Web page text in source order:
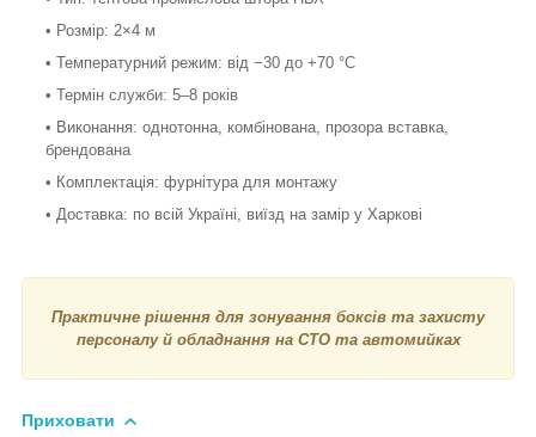
• Розмір: 2×4 м
• Температурний режим: від −30 до +70 °С
• Термін служби: 5–8 років
• Виконання: однотонна, комбінована, прозора вставка,
брендована
• Комплектація: фурнітура для монтажу
• Доставка: по всій Україні, виїзд на замір у Харкові
Практичне рішення для зонування боксів та захисту
персоналу й обладнання на СТО та автомийках
Приховати